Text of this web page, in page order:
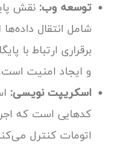
توسعه وب: نقش
شامل انتقال داده‌ها
و ایجاد امنیت است.
اسکریپت نویسی:
کدهایی است که
اتومات کنترل